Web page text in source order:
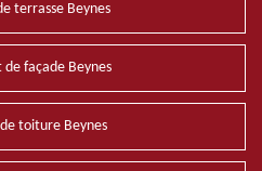
terrasse Beynes
de façade Beynes
toiture Beynes